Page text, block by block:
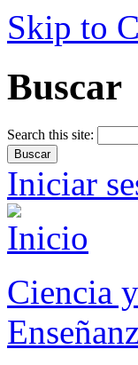
Skip to
Buscar
Search this site:
Iniciar
Ciencia